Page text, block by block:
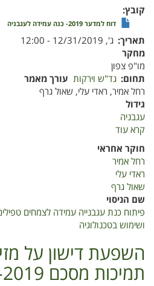
קובץ
דוח למדער 2019- כנה עמידה לעגבניה
תאריך ג', 12/31/2019 - 12:00
מחקר
מו"פ צפון
תחום גד"ש וירקות עורך מאמר
רחל אמיר, ראדי עלי, שאול גרף
גידול
עגבניה
קרא עוד
למדער
עמידה
לעגבניה
חוקר אחראי
רחל אמיר
ראדי עלי
שאול גרף
שם הניסוי
פיתוח כנת עגבנייה עמידה לצמחים
ושימוש בטכנולוגיה
השפעת דישון על
תמיכות מסכם 2017-2019